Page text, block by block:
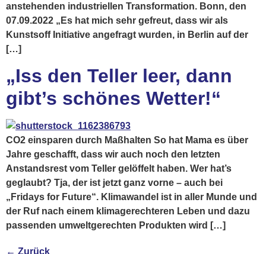
anstehenden industriellen Transformation. Bonn, den
07.09.2022 „Es hat mich sehr gefreut, dass wir als
Kunstsoff Initiative angefragt wurden, in Berlin auf der
[…]
„Iss den Teller leer, dann
gibt’s schönes Wetter!“
CO2 einsparen durch Maßhalten So hat Mama es über
Jahre geschafft, dass wir auch noch den letzten
Anstandsrest vom Teller gelöffelt haben. Wer hat’s
geglaubt? Tja, der ist jetzt ganz vorne – auch bei
„Fridays for Future“. Klimawandel ist in aller Munde und
der Ruf nach einem klimagerechteren Leben und dazu
passenden umweltgerechten Produkten wird […]
← Zurück